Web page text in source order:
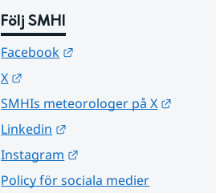
Följ SMHI
Facebook
X
SMHIs meteorologer på X
Linkedin
Instagram
Policy för sociala medier